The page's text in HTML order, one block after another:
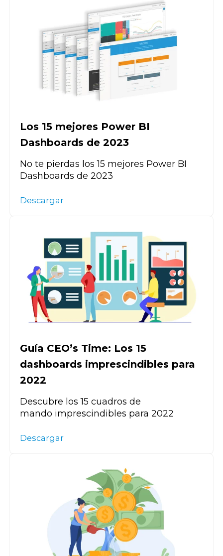
Los 15 mejores Power BI
Dashboards de 2023
No te pierdas los 15 mejores Power BI
Dashboards de 2023
Descargar
Guía CEO’s Time: Los 15
dashboards imprescindibles para
2022
Descubre los 15 cuadros de
mando imprescindibles para 2022
Descargar